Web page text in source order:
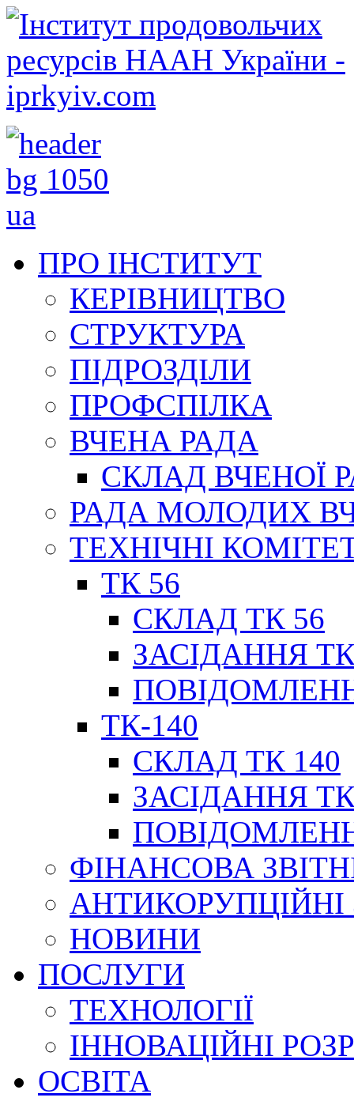
ПРО ІНСТИТУТ
КЕРІВНИЦТВО
СТРУКТУРА
ПІДРОЗДІЛИ
ПРОФСПІЛКА
ВЧЕНА РАДА
СКЛАД ВЧЕНОЇ
РАДА МОЛОДИХ
ТЕХНІЧНІ
ТК 56
СКЛАД ТК 56
ЗАСІДАННЯ
ТК-140
СКЛАД ТК 140
ЗАСІДАННЯ ТК
ФІНАНСОВА
НОВИНИ
ПОСЛУГИ
ТЕХНОЛОГІЇ
ІННОВАЦІЙНІ
ОСВІТА